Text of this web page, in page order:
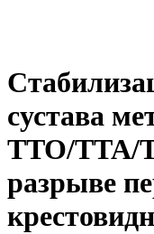
сустава
TTO/TTA/
разрыве